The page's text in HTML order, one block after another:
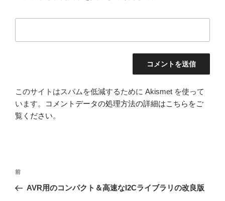
このサイトはスパムを低減するために Akismet を使って
います。
コメントデータの処理方法の詳細はこちらをご
覧ください。
投
ナ
前
の
前
AVR用のコンパクト＆高速なI2Cライブラリの改良版